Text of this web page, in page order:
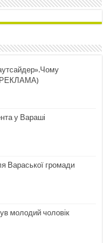
(РЕКЛАМА)
у Вараші
Вараської громади
молодий чоловік